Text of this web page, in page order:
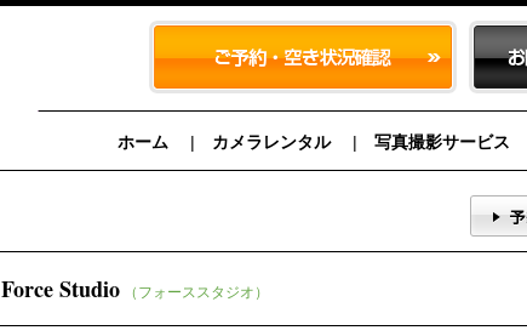
ホーム カメラレンタル 写真撮影サービス
Force Studio （フォーススタジオ）